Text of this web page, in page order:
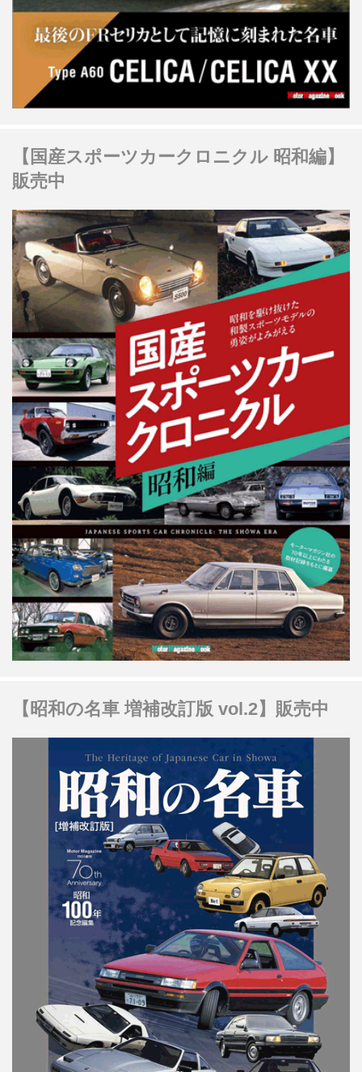
【国産スポーツカークロニクル 昭和編】
販売中
【昭和の名車 増補改訂版 vol.2】販売中